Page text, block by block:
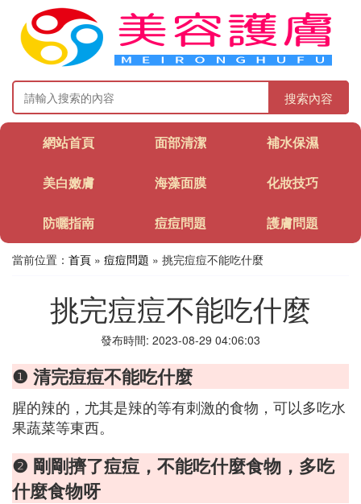
搜索內容
網站首頁 面部清潔 補水保濕
美白嫩膚 海藻面膜 化妝技巧
防曬指南 痘痘問題 護膚問題
當前位置： 首頁 » 痘痘問題 » 挑完痘痘不能吃什麼
挑完痘痘不能吃什麼
發布時間: 2023-08-29 04:06:03
❶ 清完痘痘不能吃什麼
腥的辣的，尤其是辣的等有刺激的食物，可以多吃水
果蔬菜等東西。
❷ 剛剛擠了痘痘，不能吃什麼食物，多吃
什麼食物呀